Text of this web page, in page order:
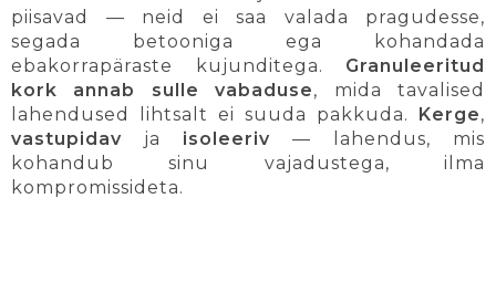
piisavad — neid ei saa valada pragudesse,
segada betooniga ega kohandada
ebakorrapäraste kujunditega. Granuleeritud
kork annab sulle vabaduse, mida tavalised
lahendused lihtsalt ei suuda pakkuda.
Kerge,
vastupidav ja isoleeriv — lahendus, mis
kohandub sinu vajadustega, ilma
kompromissideta.